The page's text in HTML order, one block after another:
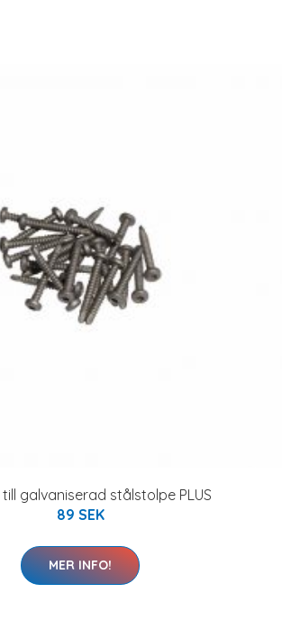
galvaniserad stålstolpe PLUS
89 SEK
MER INFO!